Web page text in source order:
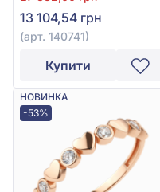
140741
13 104,54 грн
(арт. 140741)
Купити
НОВИНКА
-53%